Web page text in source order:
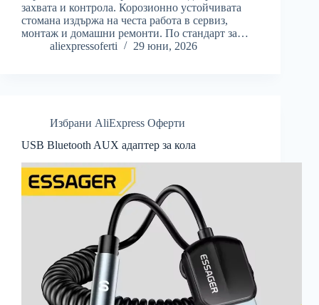
захвата и контрола. Корозионно устойчивата
стомана издържа на честа работа в сервиз,
монтаж и домашни ремонти. По стандарт за…
aliexpressoferti
29 юни, 2026
Избрани AliExpress Оферти
USB Bluetooth AUX адаптер за кола